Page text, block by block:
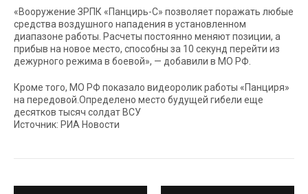
«Вооружение ЗРПК «Панцирь-С» позволяет поражать любые
средства воздушного нападения в установленном
диапазоне работы. Расчеты постоянно меняют позиции, а
прибыв на новое место, способны за 10 секунд перейти из
дежурного режима в боевой», — добавили в МО РФ.
Кроме того, МО РФ показало видеоролик работы «Панциря»
на передовой.Определено место будущей гибели еще
десятков тысяч солдат ВСУ
Источник: РИА Новости